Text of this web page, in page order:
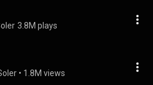
3.8M plays
• 1.8M views